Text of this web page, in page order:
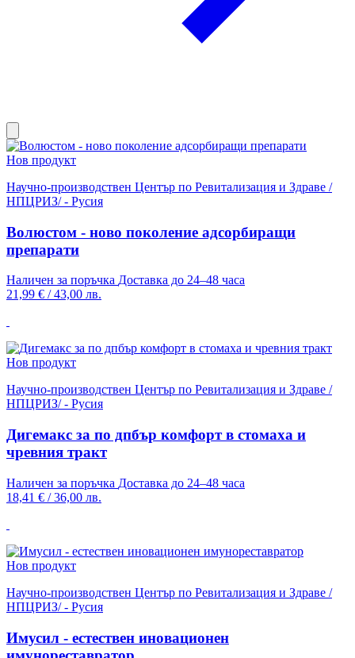
Нов продукт
Научно-производствен Център по Ревитализация и Здраве /
НПЦРИЗ/ - Русия
Волюстом - ново поколение адсорбиращи
препарати
Наличен за поръчка Доставка до 24–48 часа
21,99 € / 43,00 лв.
Нов продукт
Научно-производствен Център по Ревитализация и Здраве /
НПЦРИЗ/ - Русия
Дигемакс за по дпбър комфорт в стомаха и
чревния тракт
Наличен за поръчка Доставка до 24–48 часа
18,41 € / 36,00 лв.
Нов продукт
Научно-производствен Център по Ревитализация и Здраве /
НПЦРИЗ/ - Русия
Имусил - естествен иновационен